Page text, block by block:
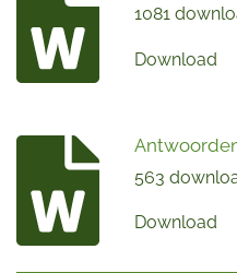
1081
Download
563
Download